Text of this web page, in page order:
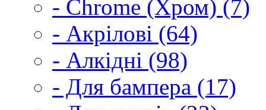
- Chrome (Хром) (7)
- Акрілові (64)
- Алкідні (98)
- Для бампера (17)